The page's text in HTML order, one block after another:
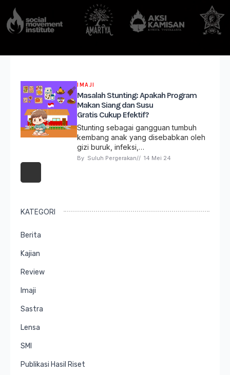
IMAJI
Masalah Stunting: Apakah Program
Makan Siang dan Susu
Gratis Cukup Efektif?
Stunting sebagai gangguan tumbuh
kembang anak yang disebabkan oleh
gizi buruk, infeksi,…
By Suluh Pergerakan// 14 Mei 24
KATEGORI
Berita
Kajian
Review
Imaji
Sastra
Lensa
SMI
Publikasi Hasil Riset